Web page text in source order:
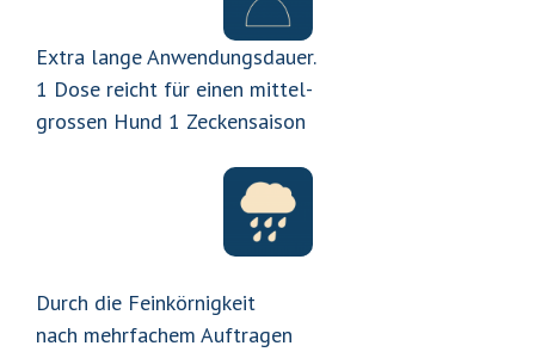
Extra lange Anwendungsdauer.
1 Dose reicht für einen mittel-
grossen Hund 1 Zeckensaison
Durch die Feinkörnigkeit
nach mehrfachem Auftragen